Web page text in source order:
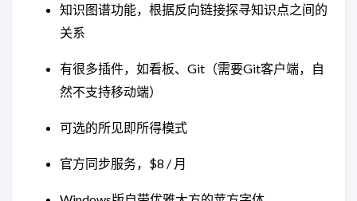
知识图谱功能，根据反向链接探寻知识点之间的
关系
有很多插件，如看板、Git（需要Git客户端，自
然不支持移动端）
可选的所见即所得模式
官方同步服务，$8 / 月